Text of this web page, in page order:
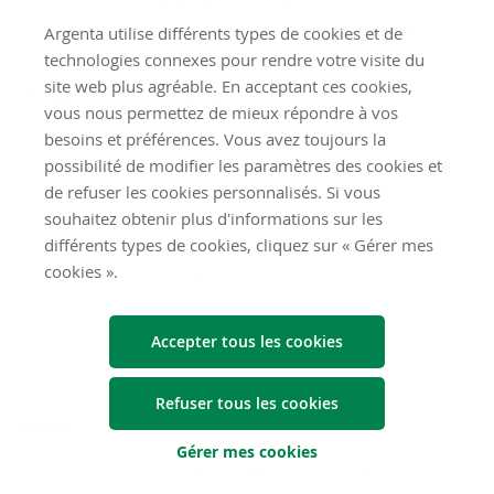
Argenta utilise différents types de cookies et de
technologies connexes pour rendre votre visite du
site web plus agréable. En acceptant ces cookies,
vous nous permettez de mieux répondre à vos
besoins et préférences. Vous avez toujours la
possibilité de modifier les paramètres des cookies et
de refuser les cookies personnalisés. Si vous
souhaitez obtenir plus d'informations sur les
différents types de cookies, cliquez sur « Gérer mes
cookies ».
Accepter tous les cookies
Refuser tous les cookies
Gérer mes cookies
obtenus grâce à la réduction de notre position dominante
en Italie.
Obli­ga­tions liées à l’in­fla­tion
Nous avons vendu nos dernières obligations liées à
l’inflation. Nous avons pris cette décision car nous estimons
que les anticipations d’inflation sont déjà intégrées au prix
(qui a fortement augmenté). L’assurance contre une inflation
inattendue a donc fonctionné, d’où notre prise de bénéfices,
et notre retour aux obligations ordinaires.
Au sein des ac­tions
La pondération des actions a été augmentée.